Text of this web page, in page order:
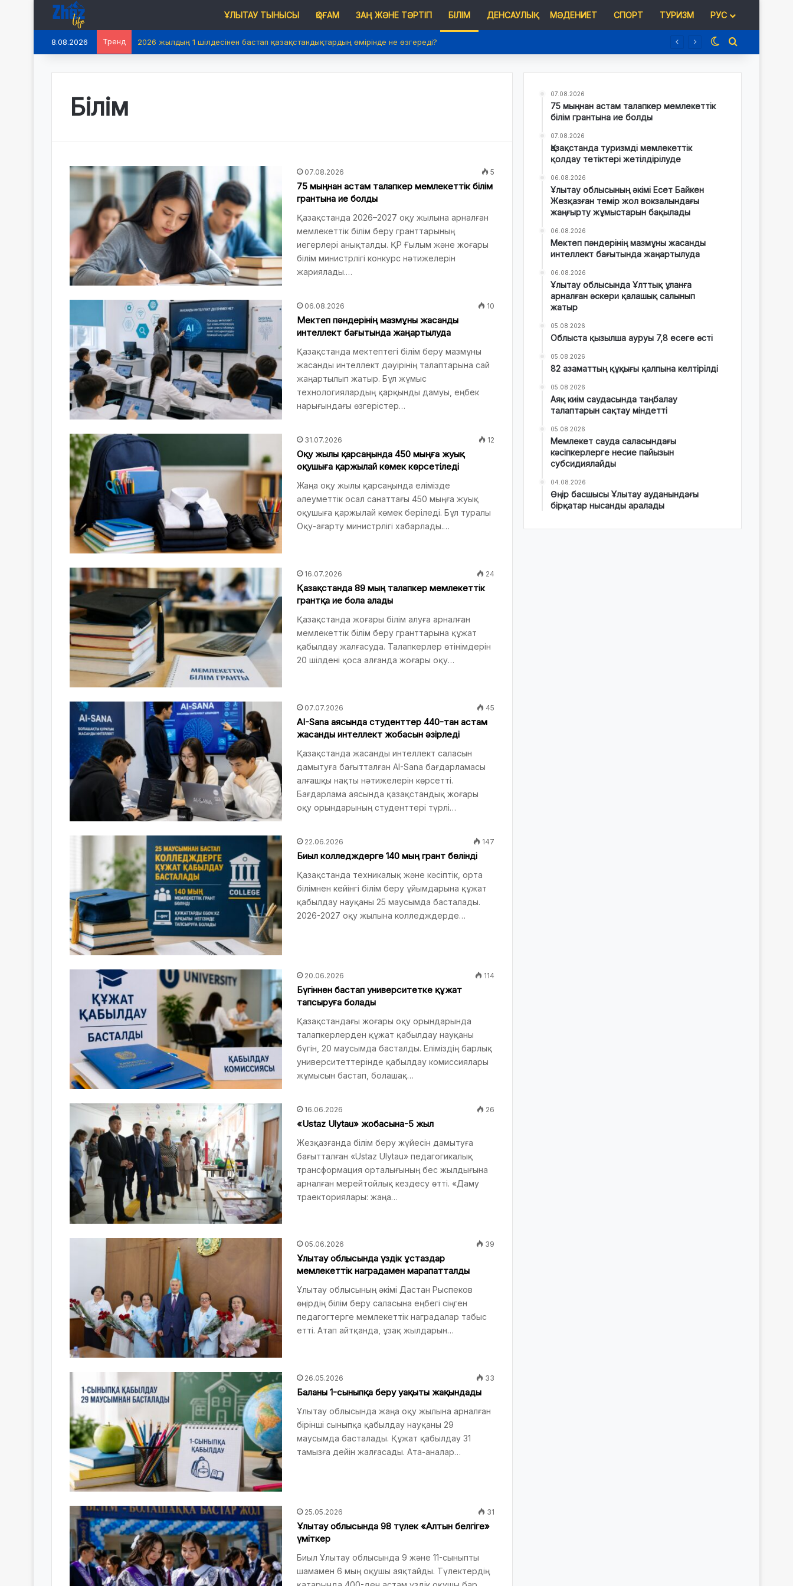
ҰЛЫТАУ ТЫНЫСЫ ҚОҒАМ ЗАҢ ЖӘНЕ ТӘРТІП БІЛІМ ДЕНСАУЛЫҚ МӘДЕНИЕТ СПОРТ ТУРИЗМ РУС
8.08.2026 Тренд 2026 жылдың 1 шілдесінен бастап қазақстандықтардың өмірінде не өзгереді? Switch skin
Іздеу
Білім
07.08.2026 5
75 мыңнан астам талапкер мемлекеттік білім
грантына ие болды
Қазақстанда 2026–2027 оқу жылына арналған
мемлекеттік білім беру гранттарының
иегерлері анықталды. ҚР Ғылым және жоғары
білім министрлігі конкурс нәтижелерін
жариялады.…
06.08.2026 10
Мектеп пәндерінің мазмұны жасанды
интеллект бағытында жаңартылуда
Қазақстанда мектептегі білім беру мазмұны
жасанды интеллект дәуірінің талаптарына сай
жаңартылып жатыр. Бұл жұмыс
технологиялардың қарқынды дамуы, еңбек
нарығындағы өзгерістер…
31.07.2026 12
Оқу жылы қарсаңында 450 мыңға жуық
оқушыға қаржылай көмек көрсетіледі
Жаңа оқу жылы қарсаңында елімізде
әлеуметтік осал санаттағы 450 мыңға жуық
оқушыға қаржылай көмек беріледі. Бұл туралы
Оқу-ағарту министрлігі хабарлады.…
16.07.2026 24
Қазақстанда 89 мың талапкер мемлекеттік
грантқа ие бола алады
Қазақстанда жоғары білім алуға арналған
мемлекеттік білім беру гранттарына құжат
қабылдау жалғасуда. Талапкерлер өтінімдерін
20 шілдені қоса алғанда жоғары оқу…
07.07.2026 45
AI-Sana аясында студенттер 440-тан астам
жасанды интеллект жобасын әзірледі
Қазақстанда жасанды интеллект саласын
дамытуға бағытталған AI-Sana бағдарламасы
алғашқы нақты нәтижелерін көрсетті.
Бағдарлама аясында қазақстандық жоғары
оқу орындарының студенттері түрлі…
22.06.2026 147
Биыл колледждерге 140 мың грант бөлінді
Қазақстанда техникалық және кәсіптік, орта
білімнен кейінгі білім беру ұйымдарына құжат
қабылдау науқаны 25 маусымда басталады.
2026-2027 оқу жылына колледждерде…
20.06.2026 114
Бүгіннен бастап университетке құжат
тапсыруға болады
Қазақстандағы жоғары оқу орындарында
талапкерлерден құжат қабылдау науқаны
бүгін, 20 маусымда басталды. Еліміздің барлық
университеттерінде қабылдау комиссиялары
жұмысын бастап, болашақ…
16.06.2026 26
«Ustaz Ulytau» жобасына-5 жыл
Жезқазғанда білім беру жүйесін дамытуға
бағытталған «Ustaz Ulytau» педагогикалық
трансформация орталығының бес жылдығына
арналған мерейтойлық кездесу өтті. «Даму
траекториялары: жаңа…
05.06.2026 39
Ұлытау облысында үздік ұстаздар
мемлекеттік наградамен марапатталды
Ұлытау облысының әкімі Дастан Рыспеков
өңірдің білім беру саласына еңбегі сіңген
педагогтерге мемлекеттік наградалар табыс
етті. Атап айтқанда, ұзақ жылдарын…
26.05.2026 33
Баланы 1-сыныпқа беру уақыты жақындады
Ұлытау облысында жаңа оқу жылына арналған
бірінші сыныпқа қабылдау науқаны 29
маусымда басталады. Құжат қабылдау 31
тамызға дейін жалғасады. Ата-аналар…
25.05.2026 31
Ұлытау облысында 98 түлек «Алтын белгіге»
үміткер
Биыл Ұлытау облысында 9 және 11-сыныпты
шамамен 6 мың оқушы аяқтайды. Түлектердің
07.08.2026
75 мыңнан астам талапкер мемлекеттік
білім грантына ие болды
07.08.2026
Қазақстанда туризмді мемлекеттік
қолдау тетіктері жетілдірілуде
06.08.2026
Ұлытау облысының әкімі Есет Байкен
Жезқазған темір жол вокзалындағы
жаңғырту жұмыстарын бақылады
06.08.2026
Мектеп пәндерінің мазмұны жасанды
интеллект бағытында жаңартылуда
06.08.2026
Ұлытау облысында Ұлттық ұланға
арналған әскери қалашық салынып
жатыр
05.08.2026
Облыста қызылша ауруы 7,8 есеге өсті
05.08.2026
82 азаматтың құқығы қалпына келтірілді
05.08.2026
Аяқ киім саудасында таңбалау
талаптарын сақтау міндетті
05.08.2026
Мемлекет сауда саласындағы
кәсіпкерлерге несие пайызын
субсидиялайды
04.08.2026
Өңір басшысы Ұлытау ауданындағы
бірқатар нысанды аралады